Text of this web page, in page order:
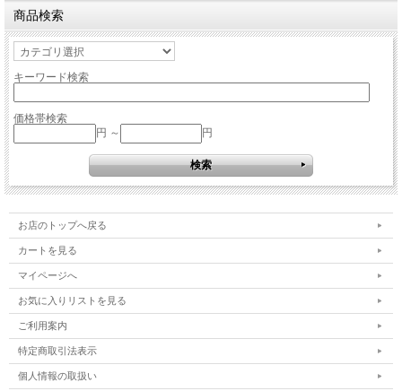
商品検索
キーワード検索
価格帯検索
円 ～
円
お店のトップへ戻る
カートを見る
マイページへ
お気に入りリストを見る
ご利用案内
特定商取引法表示
個人情報の取扱い